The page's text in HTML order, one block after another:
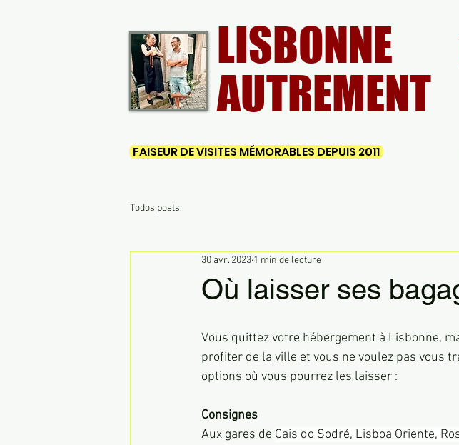
LISBONNE
AUTREMENT
FAISEUR DE VISITES MÉMORABLES DEPUIS 2011
Todos posts
Où laisser ses
30 avr. 2023 1 min de lecture
Vous quittez votre hébergement à Lisbonne,
profiter de la ville et vous ne voulez pas vous
options où vous pourrez les laisser :
Consignes
Aux gares de Cais do Sodré, Lisboa Oriente,